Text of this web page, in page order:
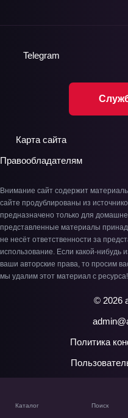
Каталог Поиск
Telegram
Карта сайта
Правообладателям
Внимание сайт содержит
сайте продублированы из
предназначено только для
представленные материалы
не несёт ответственности за
использование. Если какой-нибудь
ваши авторские права, то просим
мы удалим этот материал с ресурса!
© 2026
Политика